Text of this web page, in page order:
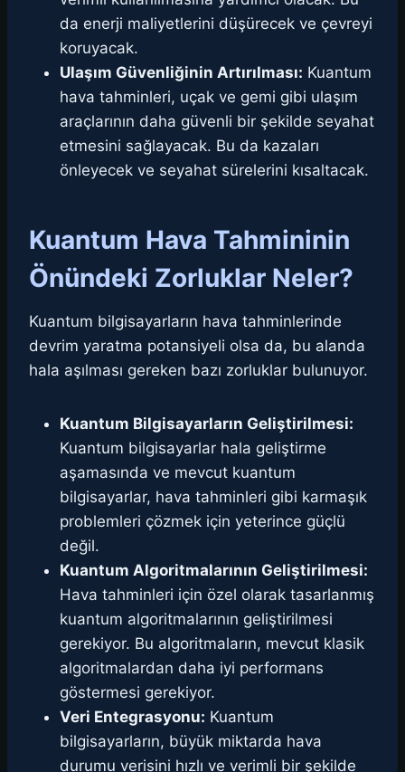
da enerji maliyetlerini düşürecek ve çevreyi
koruyacak.
Ulaşım Güvenliğinin Artırılması: Kuantum
hava tahminleri, uçak ve gemi gibi ulaşım
araçlarının daha güvenli bir şekilde seyahat
etmesini sağlayacak. Bu da kazaları
önleyecek ve seyahat sürelerini kısaltacak.
Kuantum Hava Tahmininin
Önündeki Zorluklar Neler?
Kuantum bilgisayarların hava tahminlerinde
devrim yaratma potansiyeli olsa da, bu alanda
hala aşılması gereken bazı zorluklar bulunuyor.
Kuantum Bilgisayarların Geliştirilmesi:
Kuantum bilgisayarlar hala geliştirme
aşamasında ve mevcut kuantum
bilgisayarlar, hava tahminleri gibi karmaşık
problemleri çözmek için yeterince güçlü
değil.
Kuantum Algoritmalarının Geliştirilmesi:
Hava tahminleri için özel olarak tasarlanmış
kuantum algoritmalarının geliştirilmesi
gerekiyor. Bu algoritmaların, mevcut klasik
algoritmalardan daha iyi performans
göstermesi gerekiyor.
Veri Entegrasyonu: Kuantum
bilgisayarların, büyük miktarda hava
durumu verisini hızlı ve verimli bir şekilde